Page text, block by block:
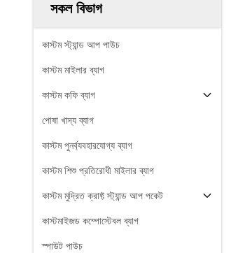
সকল বিভাগ
কাস্টম স্ট্যান্ড আপ পাউচ
কাস্টম মাইলার ব্যাগ
কাস্টম কফি ব্যাগ
পোষা খাদ্য ব্যাগ
কাস্টম পুনর্ব্যবহারযোগ্য ব্যাগ
কাস্টম শিশু প্রতিরোধী মাইলার ব্যাগ
কাস্টম মুদ্রিত ক্রাফ্ট স্ট্যান্ড আপ পকেট
কাস্টমাইজড কম্পোস্টেবল ব্যাগ
স্পাউট পাউচ